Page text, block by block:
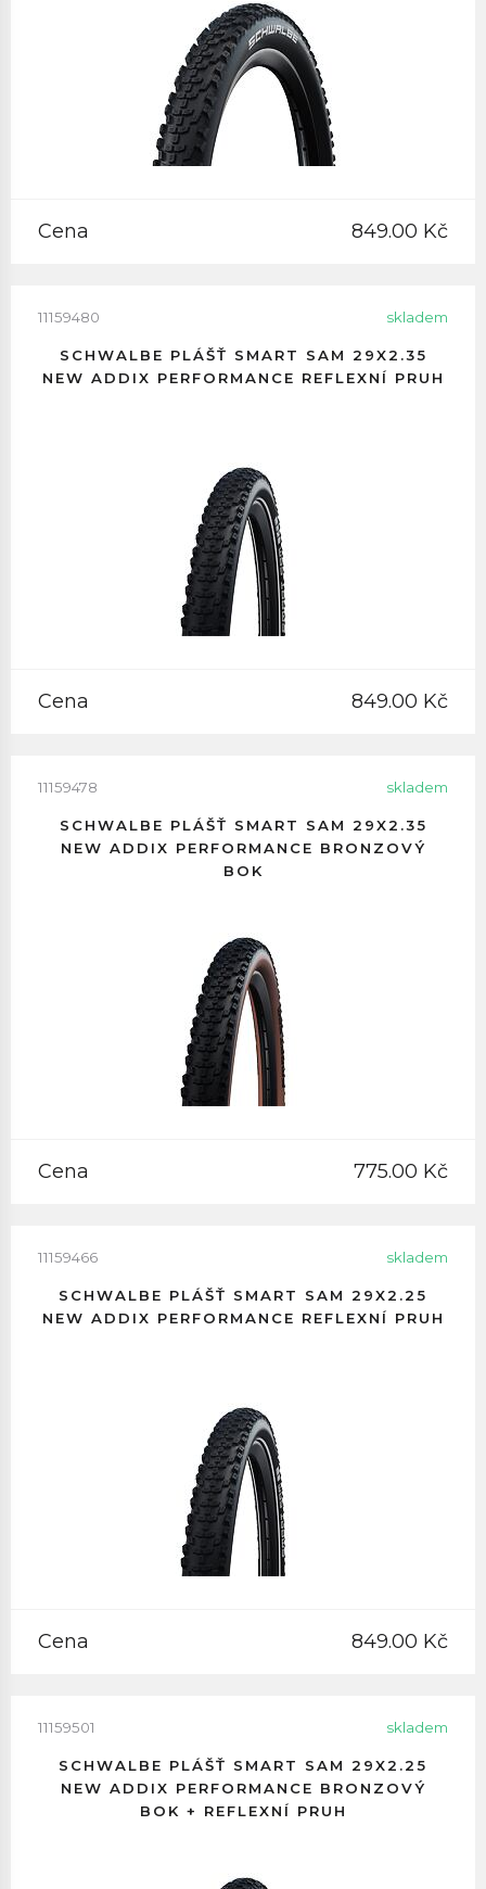
Cena 849.00 Kč
11159480 skladem
SCHWALBE PLÁŠŤ SMART SAM 29X2.35
NEW ADDIX PERFORMANCE REFLEXNÍ PRUH
Cena 849.00 Kč
11159478 skladem
SCHWALBE PLÁŠŤ SMART SAM 29X2.35
NEW ADDIX PERFORMANCE BRONZOVÝ
BOK
Cena 775.00 Kč
11159466 skladem
SCHWALBE PLÁŠŤ SMART SAM 29X2.25
NEW ADDIX PERFORMANCE REFLEXNÍ PRUH
Cena 849.00 Kč
11159501 skladem
SCHWALBE PLÁŠŤ SMART SAM 29X2.25
NEW ADDIX PERFORMANCE BRONZOVÝ
BOK + REFLEXNÍ PRUH